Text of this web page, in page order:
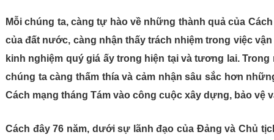
Mỗi chúng ta, càng tự hào về những thành quả của
của đất nước, càng nhận thấy trách nhiệm trong việc
kinh nghiệm quý giá ấy trong hiện tại và tương lai.
chúng ta càng thấm thía và cảm nhận sâu sắc hơn
Cách mạng tháng Tám vào công cuộc xây dựng, bảo vệ
Cách đây 76 năm, dưới sự lãnh đạo của Đảng và Chủ